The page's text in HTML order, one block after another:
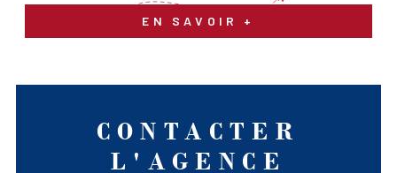
EN SAVOIR +
CONTACTER
L'AGENCE